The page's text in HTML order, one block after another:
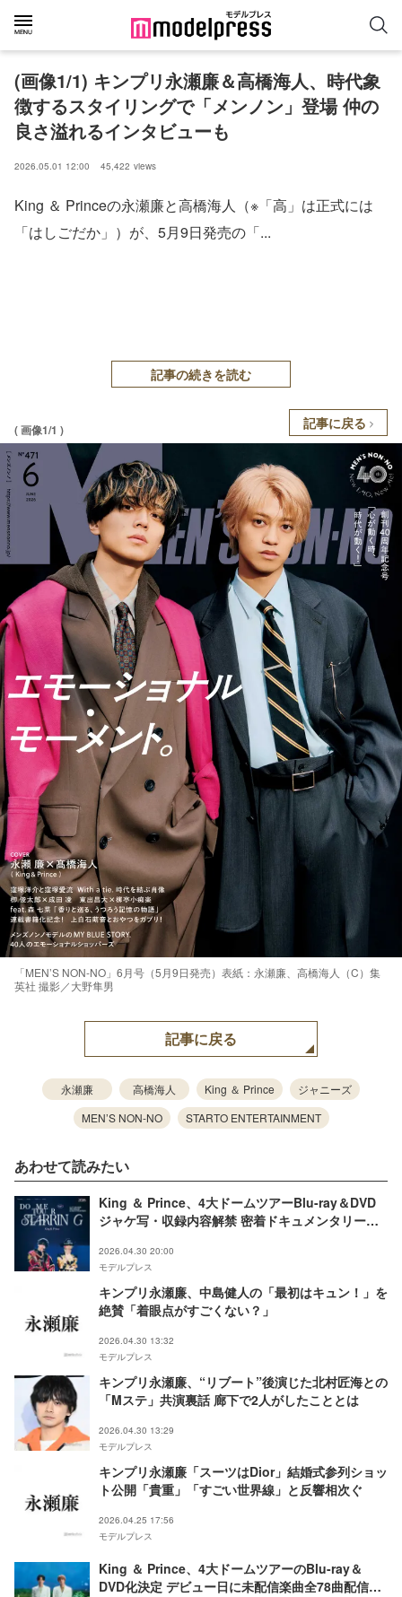
(画像1/1) キンプリ永瀬廉＆高橋海人、時代象
徴するスタイリングで「メンノン」登場 仲の
良さ溢れるインタビューも
2026.05.01 12:00 45,422 views
King ＆ Princeの永瀬廉と高橋海人（※「高」は正式には
「はしごだか」）が、5月9日発売の「...
記事の続きを読む
( 画像1/1 ) 記事に戻る
「MEN’S NON-NO」6月号（5月9日発売）表紙：永瀬廉、高橋海人（C）集
英社 撮影／大野隼男
記事に戻る
永瀬廉 高橋海人 King ＆ Prince
ジャニーズ
MEN’S NON-NO
STARTO ENTERTAINMENT
あわせて読みたい
King ＆ Prince、4大ドームツアーBlu-ray＆DVD
ジャケ写・収録内容解禁 密着ドキュメンタリー映
2026.04.30 20:00
モデルプレス
キンプリ永瀬廉、中島健人の「最初はキュン！」を
絶賛「着眼点がすごくない？」
2026.04.30 13:32
モデルプレス
キンプリ永瀬廉、“リブート”後演じた北村匠海との
「Mステ」共演裏話 廊下で2人がしたこととは
2026.04.30 13:29
モデルプレス
キンプリ永瀬廉「スーツはDior」結婚式参列ショッ
ト公開「貴重」「すごい世界線」と反響相次ぐ
2026.04.25 17:56
モデルプレス
King ＆ Prince、4大ドームツアーのBlu-ray＆
DVD化決定 デビュー日に未配信楽曲全78曲配信開